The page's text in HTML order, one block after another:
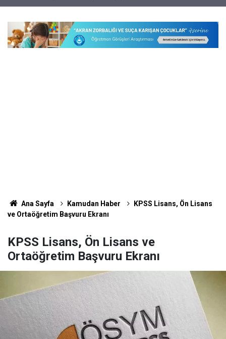
Ana Sayfa Kamudan Haber
KPSS Lisans, Ön Lisans
ve Ortaöğretim Başvuru Ekranı
KPSS Lisans, Ön Lisans ve
Ortaöğretim Başvuru Ekranı